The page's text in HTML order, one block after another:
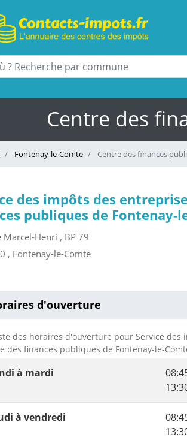
Centre des
Fontenay-le-Comte Centre des finances
des impôts des
publiques de Fontenay-
Henri , BP 79
, Fontenay-le-Comte
d'ouverture
des horaires d'ouverture pour Service des
des finances publiques de Fontenay-le-
à mardi
à vendredi